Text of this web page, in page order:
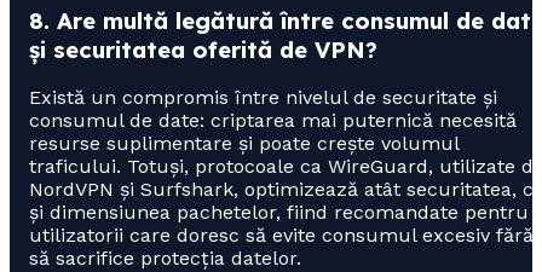
8. Are multă legătură între consumul de
și securitatea oferită de VPN?
Există un compromis între nivelul de securitate și
consumul de date: criptarea mai puternică necesită
resurse suplimentare și poate crește volumul
traficului. Totuși, protocoale ca WireGuard, utilizate
NordVPN și Surfshark, optimizează atât securitatea,
și dimensiunea pachetelor, fiind recomandate pentru
utilizatorii care doresc să evite consumul excesiv fără
să sacrifice protecția datelor.